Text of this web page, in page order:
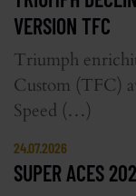
VERSION TFC
Triumph
Custom (TFC)
Speed (…)
24.07.2026
SUPER ACES